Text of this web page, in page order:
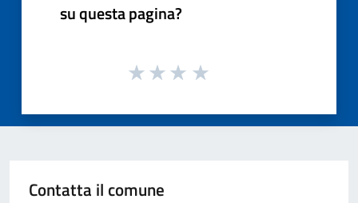
su questa pagina?
Contatta il comune